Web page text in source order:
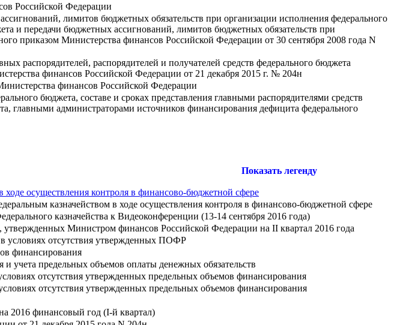
Российской Федерации
лимитов бюджетных обязательств при организации исполнения федерального
и передачи бюджетных ассигнований, лимитов бюджетных обязательств при
приказом Министерства финансов Российской Федерации от 30 сентября 2008 года N
распорядителей, распорядителей и получателей средств федерального бюджета
финансов Российской Федерации от 21 декабря 2015 г. № 204н
финансов Российской Федерации
бюджета, составе и сроках представления главными распорядителями средств
главными администраторами источников финансирования дефицита федерального
Показать легенду
осуществления контроля в финансово-бюджетной сфере
казначейством в ходе осуществления контроля в финансово-бюджетной сфере
казначейства к Видеоконференции (13-14 сентября 2016 года)
Министром финансов Российской Федерации на II квартал 2016 года
условиях отсутствия утвержденных ПОФР
финансирования
учета предельных объемов оплаты денежных обязательств
отсутствия утвержденных предельных объемов финансирования
отсутствия утвержденных предельных объемов финансирования
2016 финансовый год (I-й квартал)